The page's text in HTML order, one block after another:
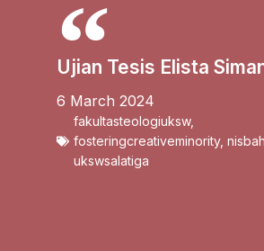
Ujian Tesis Elista
6 March 2024
fakultasteologiuksw,
fosteringcreativeminority,
ukswsalatiga